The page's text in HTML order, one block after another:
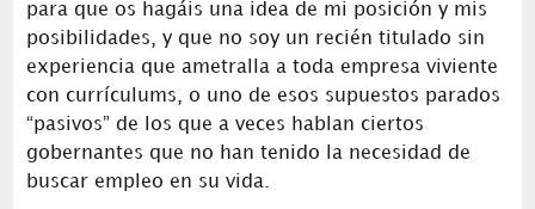
para que os hagáis una idea de mi posición y mis
posibilidades, y que no soy un recién titulado sin
experiencia que ametralla a toda empresa viviente
con currículums, o uno de esos supuestos parados
“pasivos” de los que a veces hablan ciertos
gobernantes que no han tenido la necesidad de
buscar empleo en su vida.